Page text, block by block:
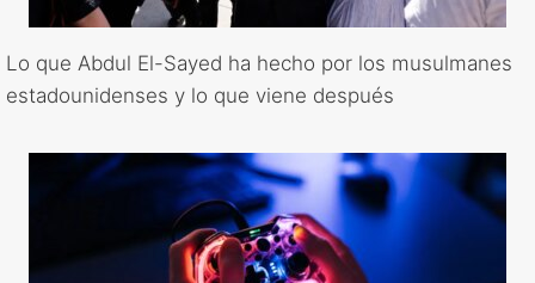
Lo que Abdul El-Sayed ha hecho por los musulmanes
estadounidenses y lo que viene después